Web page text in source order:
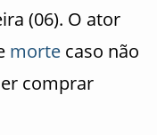
(06). O ator
mortecaso não
comprar